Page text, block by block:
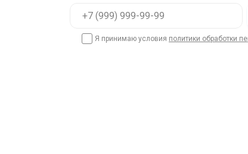
Я принимаю условия политики обработки